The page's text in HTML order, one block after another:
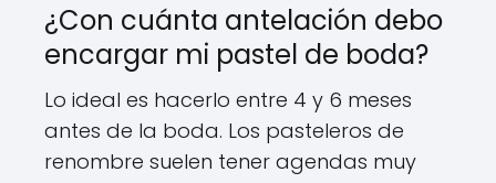
¿Con cuánta antelación debo
encargar mi pastel de boda?
Lo ideal es hacerlo entre 4 y 6 meses
antes de la boda. Los pasteleros de
renombre suelen tener agendas muy